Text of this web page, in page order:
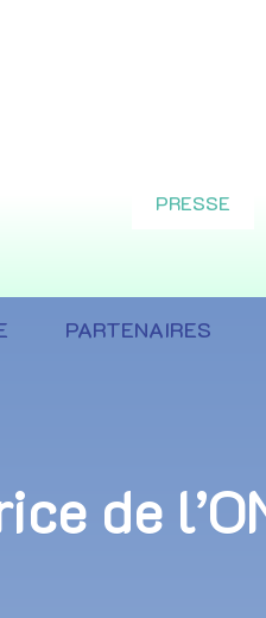
PRESSE
PARTENAIRES
de